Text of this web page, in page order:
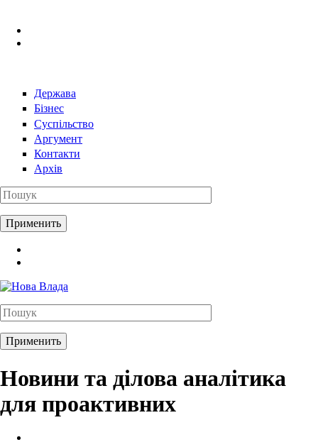
Держава
Бізнес
Суспільство
Аргумент
Контакти
Архів
Новини та ділова аналітика
для проактивних